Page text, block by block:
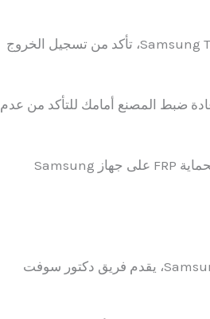
علاوة على ذلك، إذا كنت تستخدم Android 11 أو 13 أو 14 على جهاز Samsung Tab A8، تأكد من تسجيل الخروج
ضبط المصنع أمامك للتأكد من عدم
هذه الخطوات البسيطة ستجنبك الكثير من المتاعب المستقبلية المتعلقة بحماية FRP على جهاز Samsung
عندما تفشل الطرق التقليدية في تخطي حماية FRP على جهاز Samsung Tab A8، يقدم فريق دكتور سوفت